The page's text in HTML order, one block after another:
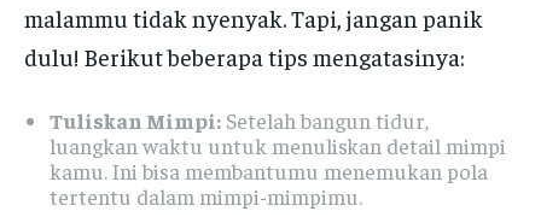
malammu tidak nyenyak. Tapi, jangan panik
dulu! Berikut beberapa tips mengatasinya:
Tuliskan Mimpi: Setelah bangun tidur,
luangkan waktu untuk menuliskan detail mimpi
kamu. Ini bisa membantumu menemukan pola
tertentu dalam mimpi-mimpimu.